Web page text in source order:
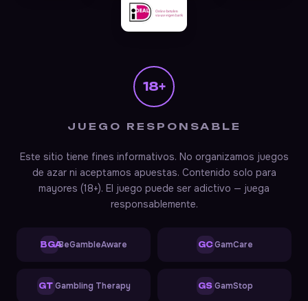
18+
JUEGO RESPONSABLE
Este sitio tiene fines informativos. No organizamos juegos
de azar ni aceptamos apuestas. Contenido solo para
mayores (18+). El juego puede ser adictivo — juega
responsablemente.
BGABeGambleAware GCGamCare
GT Gambling Therapy GS GamStop
Soporte
En línea — responde en ~1 min